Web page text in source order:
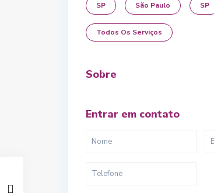
SP São Paulo SP
Todos Os Serviços
Sobre
Entrar em contato